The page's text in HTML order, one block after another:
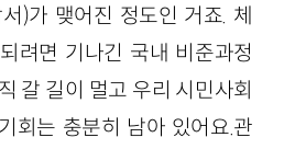
)가 맺어진 정도인 거죠. 체
려면 기나긴 국내 비준과정
갈 길이 멀고 우리 시민사회
회는 충분히 남아 있어요.관